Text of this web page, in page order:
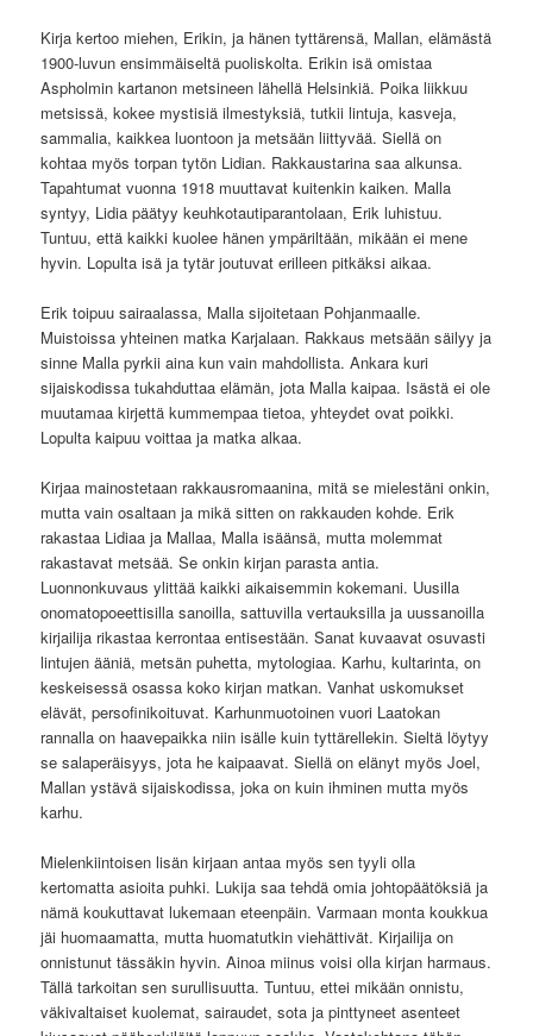
Kirja kertoo miehen, Erikin, ja hänen tyttärensä, Mallan, elämästä
1900-luvun ensimmäiseltä puoliskolta. Erikin isä omistaa
Aspholmin kartanon metsineen lähellä Helsinkiä. Poika liikkuu
metsissä, kokee mystisiä ilmestyksiä, tutkii lintuja, kasveja,
sammalia, kaikkea luontoon ja metsään liittyvää. Siellä on
kohtaa myös torpan tytön Lidian. Rakkaustarina saa alkunsa.
Tapahtumat vuonna 1918 muuttavat kuitenkin kaiken. Malla
syntyy, Lidia päätyy keuhkotautiparantolaan, Erik luhistuu.
Tuntuu, että kaikki kuolee hänen ympäriltään, mikään ei mene
hyvin. Lopulta isä ja tytär joutuvat erilleen pitkäksi aikaa.
Erik toipuu sairaalassa, Malla sijoitetaan Pohjanmaalle.
Muistoissa yhteinen matka Karjalaan. Rakkaus metsään säilyy ja
sinne Malla pyrkii aina kun vain mahdollista. Ankara kuri
sijaiskodissa tukahduttaa elämän, jota Malla kaipaa. Isästä ei ole
muutamaa kirjettä kummempaa tietoa, yhteydet ovat poikki.
Lopulta kaipuu voittaa ja matka alkaa.
Kirjaa mainostetaan rakkausromaanina, mitä se mielestäni onkin,
mutta vain osaltaan ja mikä sitten on rakkauden kohde. Erik
rakastaa Lidiaa ja Mallaa, Malla isäänsä, mutta molemmat
rakastavat metsää. Se onkin kirjan parasta antia.
Luonnonkuvaus ylittää kaikki aikaisemmin kokemani. Uusilla
onomatopoeettisilla sanoilla, sattuvilla vertauksilla ja uussanoilla
kirjailija rikastaa kerrontaa entisestään. Sanat kuvaavat osuvasti
lintujen ääniä, metsän puhetta, mytologiaa. Karhu, kultarinta, on
keskeisessä osassa koko kirjan matkan. Vanhat uskomukset
elävät, persofinikoituvat. Karhunmuotoinen vuori Laatokan
rannalla on haavepaikka niin isälle kuin tyttärellekin. Sieltä löytyy
se salaperäisyys, jota he kaipaavat. Siellä on elänyt myös Joel,
Mallan ystävä sijaiskodissa, joka on kuin ihminen mutta myös
karhu.
Mielenkiintoisen lisän kirjaan antaa myös sen tyyli olla
kertomatta asioita puhki. Lukija saa tehdä omia johtopäätöksiä ja
nämä koukuttavat lukemaan eteenpäin. Varmaan monta koukkua
jäi huomaamatta, mutta huomatutkin viehättivät. Kirjailija on
onnistunut tässäkin hyvin. Ainoa miinus voisi olla kirjan harmaus.
Tällä tarkoitan sen surullisuutta. Tuntuu, ettei mikään onnistu,
väkivaltaiset kuolemat, sairaudet, sota ja pinttyneet asenteet